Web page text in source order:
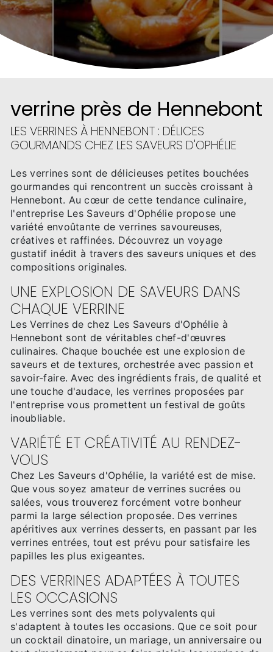
verrine près de Hennebont
LES VERRINES À HENNEBONT : DÉLICES
GOURMANDS CHEZ LES SAVEURS D'OPHÉLIE
Les verrines sont de délicieuses petites bouchées
gourmandes qui rencontrent un succès croissant à
Hennebont. Au cœur de cette tendance culinaire,
l'entreprise Les Saveurs d'Ophélie propose une
variété envoûtante de verrines savoureuses,
créatives et raffinées. Découvrez un voyage
gustatif inédit à travers des saveurs uniques et des
compositions originales.
UNE EXPLOSION DE SAVEURS DANS
CHAQUE VERRINE
Les Verrines de chez Les Saveurs d'Ophélie à
Hennebont sont de véritables chef-d'œuvres
culinaires. Chaque bouchée est une explosion de
saveurs et de textures, orchestrée avec passion et
savoir-faire. Avec des ingrédients frais, de qualité et
une touche d'audace, les verrines proposées par
l'entreprise vous promettent un festival de goûts
inoubliable.
VARIÉTÉ ET CRÉATIVITÉ AU RENDEZ-
VOUS
Chez Les Saveurs d'Ophélie, la variété est de mise.
Que vous soyez amateur de verrines sucrées ou
salées, vous trouverez forcément votre bonheur
parmi la large sélection proposée. Des verrines
apéritives aux verrines desserts, en passant par les
verrines entrées, tout est prévu pour satisfaire les
papilles les plus exigeantes.
DES VERRINES ADAPTÉES À TOUTES
LES OCCASIONS
Les verrines sont des mets polyvalents qui
s'adaptent à toutes les occasions. Que ce soit pour
un cocktail dinatoire, un mariage, un anniversaire ou